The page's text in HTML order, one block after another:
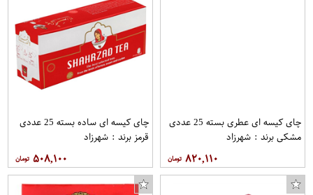
چای کیسه ای عطری بسته 25 عددی
مشکی برند : شهرزاد
۸۲۰,۱۱۰
چای کیسه ای ساده بسته 25 عددی
قرمز برند : شهرزاد
۵۰۸,۱۰۰